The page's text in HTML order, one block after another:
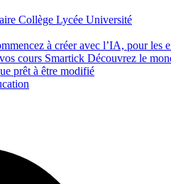
Collège Lycée Université
à créer avec l’IA, pour les
cours Smartick Découvrez le
prêt à être modifié